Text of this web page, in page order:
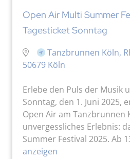
Open Air Multi Summer
Tagesticket Sonntag
Tanzbrunnen Köln,
50679 Köln
Erlebe den Puls der Musik
Sonntag, den 1. Juni 2025,
Open Air am Tanzbrunnen
unvergessliches Erlebnis:
Summer Festival 2025. Ab
anzeigen